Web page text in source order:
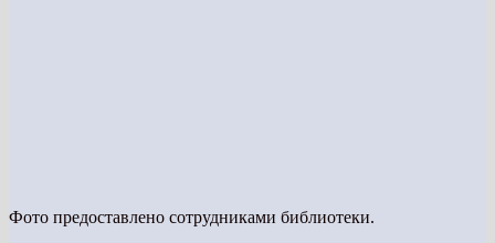
Фото предоставлено сотрудниками библиотеки.